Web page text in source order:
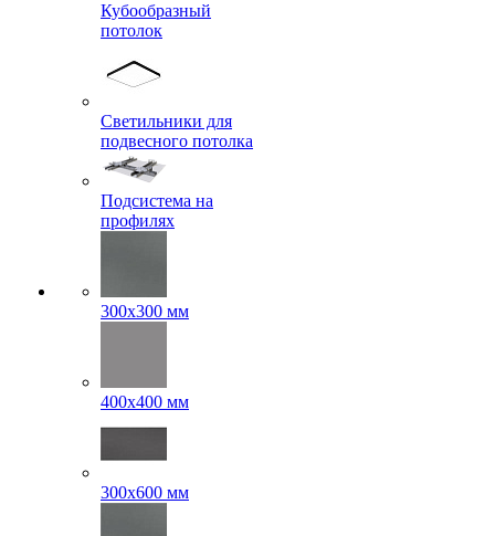
Кубообразный
потолок
Светильники для
подвесного потолка
Подсистема на
профилях
300x300 мм
400х400 мм
300x600 мм